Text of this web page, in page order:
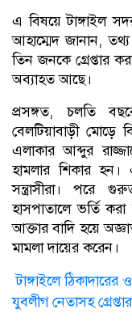
এ বিষয়ে টাঙ্গাইল
আহাম্মেদ জানান, তথ্য
তিন জনকে গ্রেপ্তার
অব্যাহত আছে।
প্রসঙ্গত, চলতি
বেলটিয়াবাড়ী মোড়ে
এলাকার আব্দুর
হামলার শিকার
সন্ত্রাসীরা। পরে
হাসপাতালে ভর্তি করা
আক্তার বাদি হয়ে
মামলা দায়ের করেন।
টাঙ্গাইলে ঠিকাদারের
যুবলীগ নেতাসহ